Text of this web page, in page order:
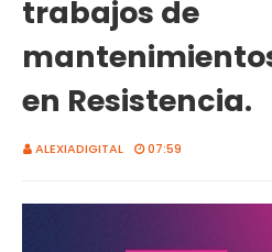
trabajos de
en Resistencia.
ALEXIADIGITAL 07:59